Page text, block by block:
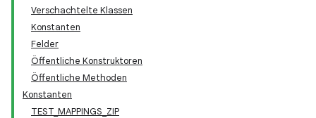
Verschachtelte Klassen
Konstanten
Felder
Öffentliche Konstruktoren
Öffentliche Methoden
Konstanten
TEST_MAPPINGS_ZIP